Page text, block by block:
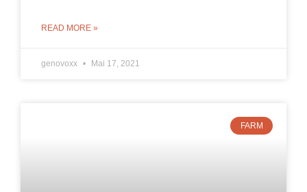
READ MORE »
genovoxx Mai 17, 2021
FARM